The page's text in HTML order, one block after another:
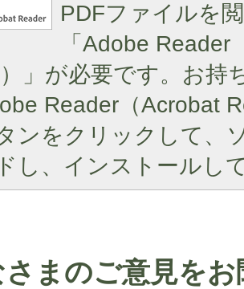
PDFファイルを
「Adobe Reader
」が必要です。お持
Reader（Acrobat
ンをクリックして、
し、インストールし
まのご意見を